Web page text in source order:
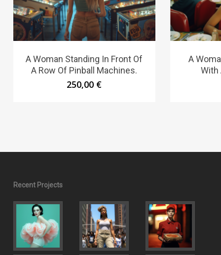
A Woman Standing In Front Of
A Row Of Pinball Machines.
250,00 €
A
With
Recent Projects